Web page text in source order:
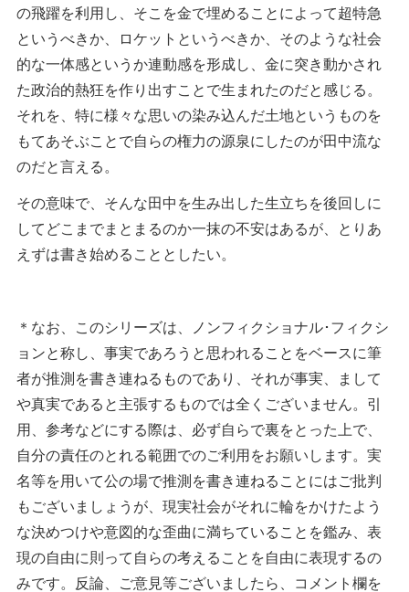
の飛躍を利用し、そこを金で埋めることによって超特急
というべきか、ロケットというべきか、そのような社会
的な一体感というか連動感を形成し、金に突き動かされ
た政治的熱狂を作り出すことで生まれたのだと感じる。
それを、特に様々な思いの染み込んだ土地というものを
もてあそぶことで自らの権力の源泉にしたのが田中流な
のだと言える。
その意味で、そんな田中を生み出した生立ちを後回しに
してどこまでまとまるのか一抹の不安はあるが、とりあ
えずは書き始めることとしたい。
＊なお、このシリーズは、ノンフィクショナル･フィクシ
ョンと称し、事実であろうと思われることをベースに筆
者が推測を書き連ねるものであり、それが事実、まして
や真実であると主張するものでは全くございません。引
用、参考などにする際は、必ず自らで裏をとった上で、
自分の責任のとれる範囲でのご利用をお願いします。実
名等を用いて公の場で推測を書き連ねることにはご批判
もございましょうが、現実社会がそれに輪をかけたよう
な決めつけや意図的な歪曲に満ちていることを鑑み、表
現の自由に則って自らの考えることを自由に表現するの
みです。反論、ご意見等ございましたら、コメント欄を